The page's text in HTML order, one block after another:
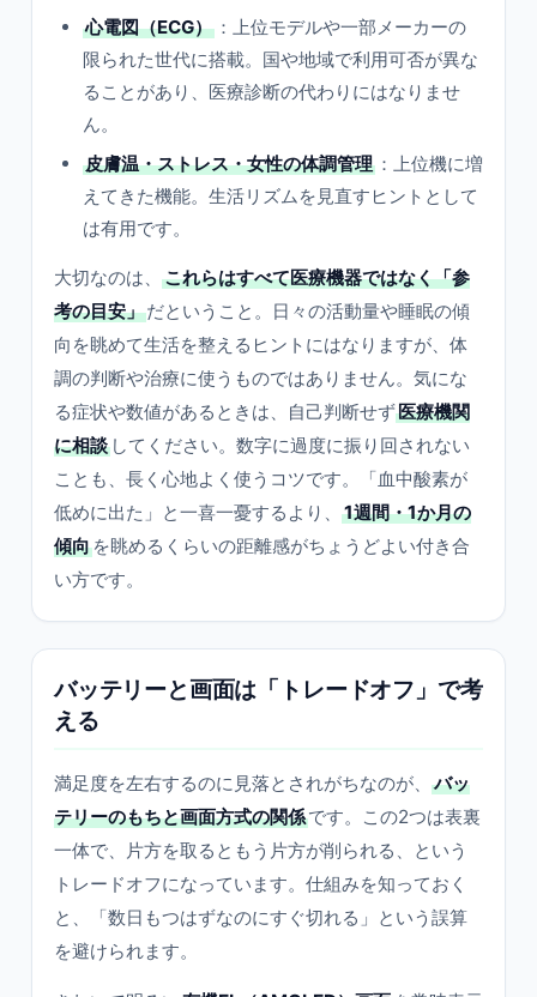
心電図（ECG） ：上位モデルや一部メーカーの
限られた世代に搭載。国や地域で利用可否が異な
ることがあり、医療診断の代わりにはなりませ
ん。
皮膚温・ストレス・女性の体調管理 ：上位機に増
えてきた機能。生活リズムを見直すヒントとして
は有用です。
大切なのは、
これらはすべて医療機器ではなく「参
考の目安」だということ。日々の活動量や睡眠の傾
向を眺めて生活を整えるヒントにはなりますが、体
調の判断や治療に使うものではありません。気にな
る症状や数値があるときは、自己判断せず医療機関
に相談 してください。数字に過度に振り回されない
ことも、長く心地よく使うコツです。「血中酸素が
低めに出た」と一喜一憂するより、
1週間・1か月の
傾向 を眺めるくらいの距離感がちょうどよい付き合
い方です。
バッテリーと画面は「トレードオフ」で考
える
満足度を左右するのに見落とされがちなのが、
バッ
テリーのもちと画面方式の関係です。この2つは表裏
一体で、片方を取るともう片方が削られる、という
トレードオフになっています。仕組みを知っておく
と、「数日もつはずなのにすぐ切れる」という誤算
を避けられます。